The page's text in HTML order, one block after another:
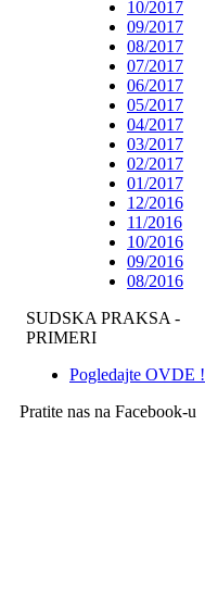
10/2017
09/2017
08/2017
07/2017
06/2017
05/2017
04/2017
03/2017
02/2017
01/2017
12/2016
11/2016
10/2016
09/2016
08/2016
SUDSKA PRAKSA -
PRIMERI
Pogledajte OVDE !
Pratite nas na Facebook-u